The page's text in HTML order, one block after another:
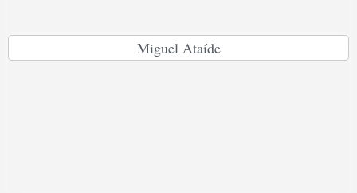
Miguel Ataíde